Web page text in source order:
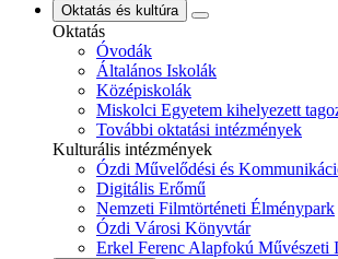
Oktatás és kultúra
Oktatás
Óvodák
Általános Iskolák
Középiskolák
Miskolci Egyetem kihelyezett
További oktatási intézmények
Kulturális intézmények
Ózdi Művelődési és
Digitális Erőmű
Nemzeti Filmtörténeti Élménypark
Ózdi Városi Könyvtár
Erkel Ferenc Alapfokú Művészeti